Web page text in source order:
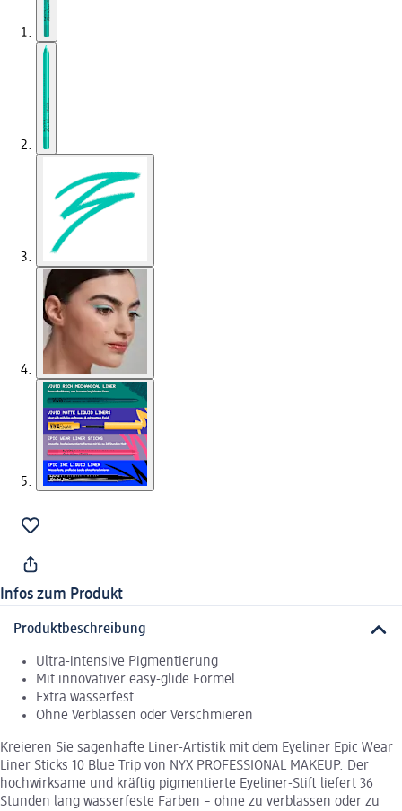
Infos zum Produkt
Produktbeschreibung
Ultra-intensive Pigmentierung
Mit innovativer easy-glide Formel
Extra wasserfest
Ohne Verblassen oder Verschmieren
Kreieren Sie sagenhafte Liner-Artistik mit dem Eyeliner Epic Wear
Liner Sticks 10 Blue Trip von NYX PROFESSIONAL MAKEUP. Der
hochwirksame und kräftig pigmentierte Eyeliner-Stift liefert 36
Stunden lang wasserfeste Farben – ohne zu verblassen oder zu